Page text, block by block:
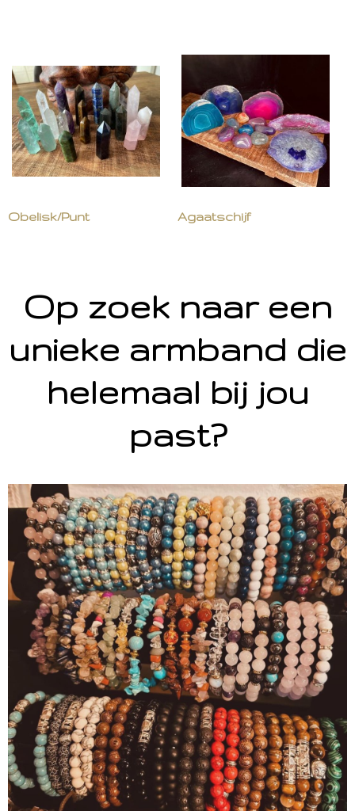
Obelisk/Punt Agaatschijf
Op zoek naar een
unieke armband die
helemaal bij jou
past?